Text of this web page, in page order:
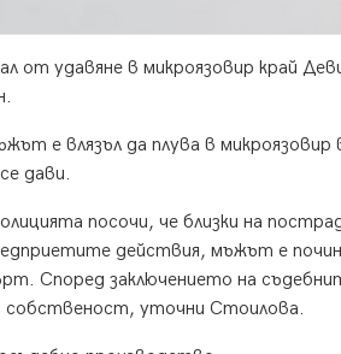
от удавяне в микроязовир край
е влязъл да плува в
дави.
посочи, че близки на
действия, мъжът е
Според заключението на
собственост, уточни Стоилова.